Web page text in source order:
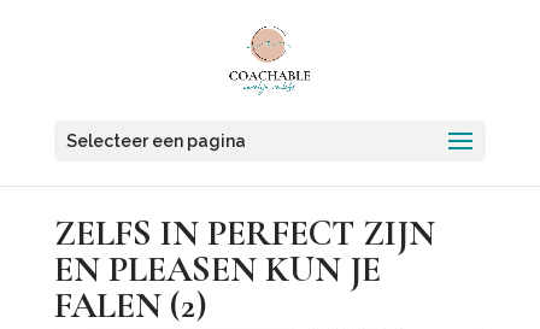
Selecteer een pagina
ZELFS IN PERFECT ZIJN
EN PLEASEN KUN JE
FALEN (2)